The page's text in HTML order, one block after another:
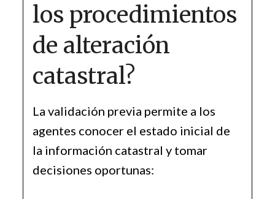
los procedimientos
de alteración
catastral?
La validación previa permite a los
agentes conocer el estado inicial de
la información catastral y tomar
decisiones oportunas: